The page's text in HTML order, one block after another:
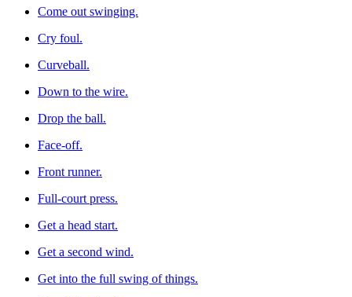
Come out swinging.
Cry foul.
Curveball.
Down to the wire.
Drop the ball.
Face-off.
Front runner.
Full-court press.
Get a head start.
Get a second wind.
Get into the full swing of things.